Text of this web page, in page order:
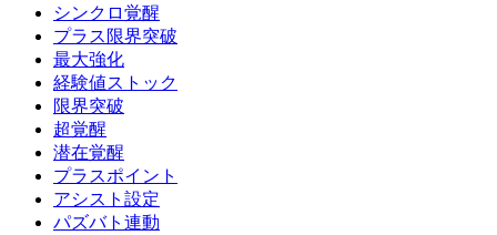
シンクロ覚醒
プラス限界突破
最大強化
経験値ストック
限界突破
超覚醒
潜在覚醒
プラスポイント
アシスト設定
パズバト連動